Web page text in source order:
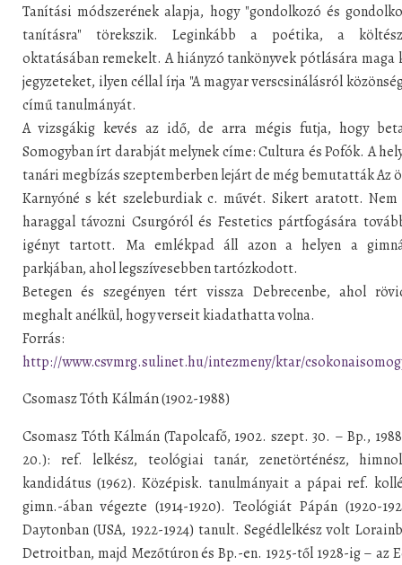
Tanítási módszerének alapja, hogy "gondolkozó és
tanításra" törekszik. Leginkább a poétika, a
oktatásában remekelt. A hiányzó tankönyvek pótlására maga
jegyzeteket, ilyen céllal írja "A magyar verscsinálásról
című tanulmányát.
A vizsgákig kevés az idő, de arra mégis futja, hogy
Somogyban írt darabját melynek címe: Cultura és Pofók. A
tanári megbízás szeptemberben lejárt de még bemutatták Az
Karnyóné s két szeleburdiak c. művét. Sikert aratott.
haraggal távozni Csurgóról és Festetics pártfogására
igényt tartott. Ma emlékpad áll azon a helyen a
parkjában, ahol legszívesebben tartózkodott.
Betegen és szegényen tért vissza Debrecenbe, ahol
meghalt anélkül, hogy verseit kiadathatta volna.
Forrás:
http://www.csvmrg.sulinet.hu/intezmeny/ktar/
Csomasz Tóth Kálmán (1902-1988)
Csomasz Tóth Kálmán (Tapolcafő, 1902. szept. 30. – Bp.,
20.): ref. lelkész, teológiai tanár, zenetörténész,
kandidátus (1962). Középisk. tanulmányait a pápai ref.
gimn.-ában végezte (1914-1920). Teológiát Pápán (1920-
Daytonban (USA, 1922-1924) tanult. Segédlelkész volt
Detroitban, majd Mezőtúron és Bp.-en. 1925-től 1928-ig – az